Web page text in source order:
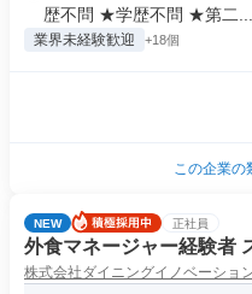
歴不問 ★学歴不問 ★第二...
業界未経験歓迎 +18個
この企業の
NEW 正社員
外食マネージャー経験者
株式会社ダイニングイノベーショ